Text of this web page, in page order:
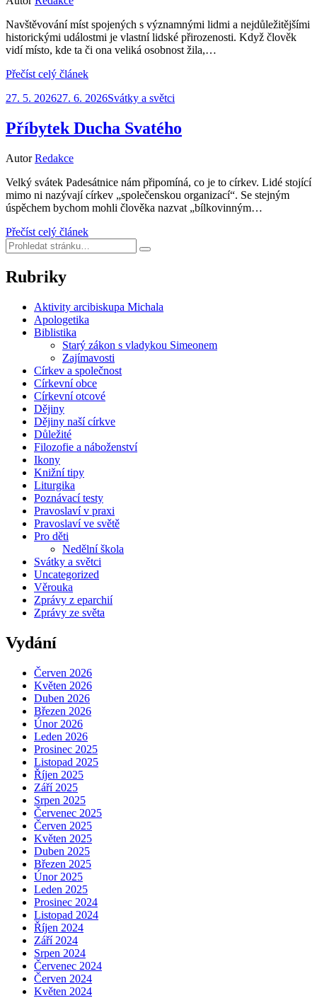
Navštěvování míst spojených s významnými lidmi a nejdůležitějšími
historickými událostmi je vlastní lidské přirozenosti. Když člověk
vidí místo, kde ta či ona veliká osobnost žila,…
Přečíst celý článek
Zveřejněno
27. 5. 202627. 6. 2026Svátky a světci
Příbytek Ducha Svatého
AutorRedakce
Velký svátek Padesátnice nám připomíná, co je to církev. Lidé stojící
mimo ni nazývají církev „společenskou organizací“. Se stejným
úspěchem bychom mohli člověka nazvat „bílkovinným…
Přečíst celý článek
Hledat:
Hledat
Rubriky
Aktivity arcibiskupa Michala
Apologetika
Biblistika
Starý zákon s vladykou Simeonem
Zajímavosti
Církev a společnost
Církevní obce
Církevní otcové
Dějiny
Dějiny naší církve
Důležité
Filozofie a náboženství
Ikony
Knižní tipy
Liturgika
Poznávací testy
Pravoslaví v praxi
Pravoslaví ve světě
Pro děti
Nedělní škola
Svátky a světci
Uncategorized
Věrouka
Zprávy z eparchií
Zprávy ze světa
Vydání
Červen 2026
Květen 2026
Duben 2026
Březen 2026
Únor 2026
Leden 2026
Prosinec 2025
Listopad 2025
Říjen 2025
Září 2025
Srpen 2025
Červenec 2025
Červen 2025
Květen 2025
Duben 2025
Březen 2025
Únor 2025
Leden 2025
Prosinec 2024
Listopad 2024
Říjen 2024
Září 2024
Srpen 2024
Červenec 2024
Červen 2024
Květen 2024